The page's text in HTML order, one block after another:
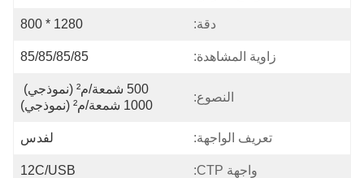
دقة: 1280 * 800
زاوية المشاهدة: 85/85/85/85
النصوع:
1000 شمعة/م² (نموذجي)
تعريف الواجهة: لفدس
واجهة CTP: 12C/USB